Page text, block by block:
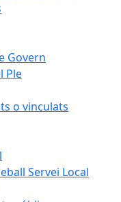
Govern
Ple
o vinculats
Servei Local